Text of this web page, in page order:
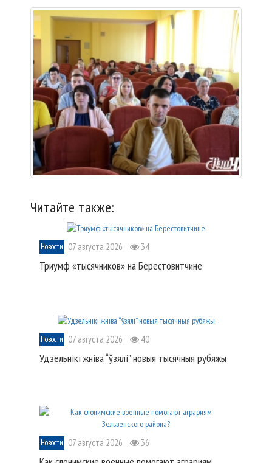
Читайте также:
Новости 07 августа 2026 34
Триумф «тысячников» на Берестовитчине
Новости 07 августа 2026 40
Удзельнікі жніва “ўзялі” новыя тысячныя рубяжы
Новости 07 августа 2026 36